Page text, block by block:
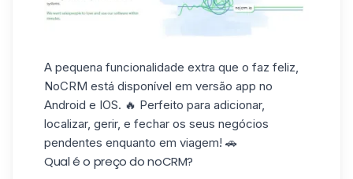
A pequena funcionalidade extra que o faz feliz,
NoCRM está disponível em versão app no
Android e IOS. 🔥 Perfeito para adicionar,
localizar, gerir, e fechar os seus negócios
pendentes enquanto em viagem! 🚗
Qual é o preço do noCRM?